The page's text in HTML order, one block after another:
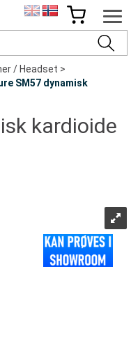
/ Headset>
SM57 dynamisk
kardioide